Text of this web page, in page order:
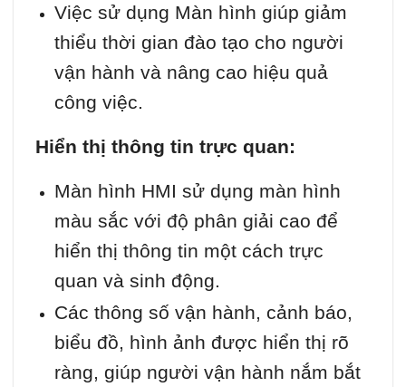
Việc sử dụng Màn hình giúp giảm
thiểu thời gian đào tạo cho người
vận hành và nâng cao hiệu quả
công việc.
Hiển thị thông tin trực quan:
Màn hình HMI sử dụng màn hình
màu sắc với độ phân giải cao để
hiển thị thông tin một cách trực
quan và sinh động.
Các thông số vận hành, cảnh báo,
biểu đồ, hình ảnh được hiển thị rõ
ràng, giúp người vận hành nắm bắt